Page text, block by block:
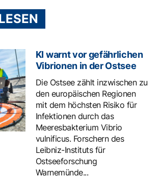
KI warnt vor gefährlichen
Vibrionen in der Ostsee
Die Ostsee zählt inzwischen zu
den europäischen Regionen
mit dem höchsten Risiko für
Infektionen durch das
Meeresbakterium Vibrio
vulnificus. Forschern des
Leibniz-Instituts für
Ostseeforschung
Warnemünde...